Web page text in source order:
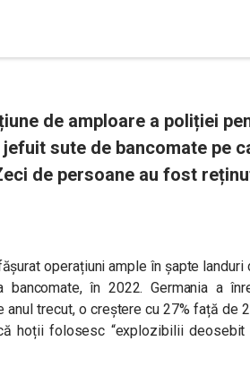
de amploare a poliției
sute de bancomate pe
de persoane au fost
operațiuni ample în şapte landuri
bancomate, în 2022. Germania a
anul trecut, o creștere cu 27% față de
hoții folosesc “explozibilii deosebit